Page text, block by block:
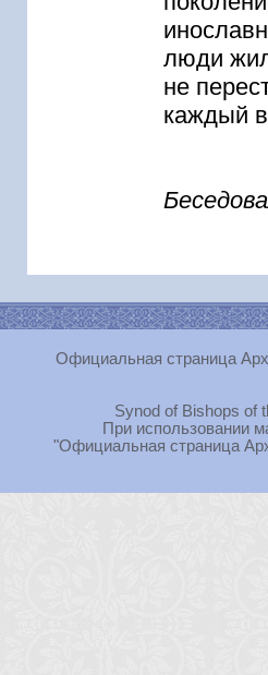
люди
не
каждый
Официальная страница
Synod of Bishops of
При использовании
"Официальная страница